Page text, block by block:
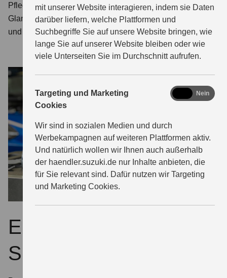
mit unserer Website interagieren, indem sie Daten
darüber liefern, welche Plattformen und
Suchbegriffe Sie auf unsere Website bringen, wie
lange Sie auf unserer Website bleiben oder wie
viele Unterseiten Sie im Durchschnitt aufrufen.
Targeting und Marketing
Cookies
Wir sind in sozialen Medien und durch
Werbekampagnen auf weiteren Plattformen aktiv.
Und natürlich wollen wir Ihnen auch außerhalb
der haendler.suzuki.de nur Inhalte anbieten, die
für Sie relevant sind. Dafür nutzen wir Targeting
und Marketing Cookies.
marketing
Nein
Pflegemittel: Glasreiniger, Insektenentferner, Enteiser,
Glanzspray, Innenraumreiniger, Felgenreiniger, Bremsen-
und Teilereiniger.
ECSTAR – extra für
Suzuki